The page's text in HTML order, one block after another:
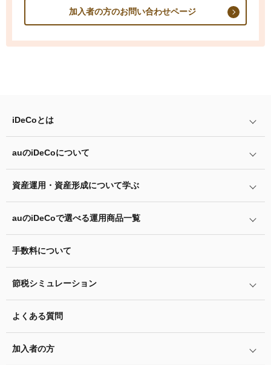
加入者の方のお問い合わせページ
iDeCoとは
iDeCoとは
iDeCoのメリットと留意点
掛金と拠出限度額
iDeCoの給付金について
脱退一時金について
auのiDeCoについて
auのiDeCoについて
の加入方法
他社のiDeCoからの変更方法
年単位拠出(掛金の納付月と金額を指定)について
お申込書類の書き方と記入例
資産運用・資産形成について学ぶ
あなたのお金を働き者に
マネーのレシピ
用語集
auのiDeCoで選べる運用商品一覧
リスク許容度診断
運用商品を知ろう
バランス型投資信託の選び方
指定運用方法について
手数料について
節税シミュレーション
ふるさと納税シミュレーション
よくある質問
加入者の方